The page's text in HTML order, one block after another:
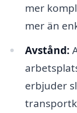
mer
mer än
Avstånd:
erbjuder